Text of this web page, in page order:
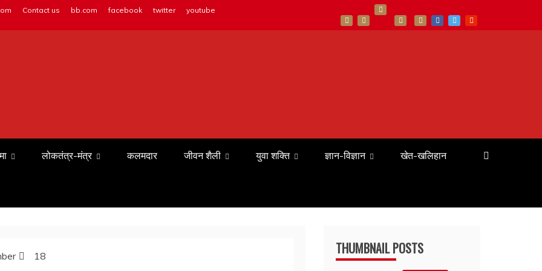
Contact us bb.com facebook twitter youtube
लोकतंत्र-मंत्र कलमदार जीवन शैली युवा शक्ति ज्ञान-विज्ञान खेत-खलिहान
18 THUMBNAIL POSTS